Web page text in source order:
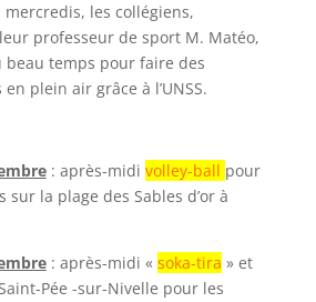
les collégiens,
professeur de sport M. Matéo,
temps pour faire des
plein air grâce à l’UNSS.
: après-midi volley-ball pour
sur la plage des Sables d’or à
: après-midi « soka-tira » et
Pée -sur-Nivelle pour les